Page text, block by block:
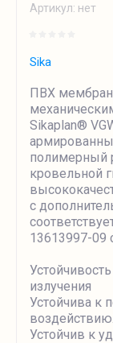
Артикул: нет
Sika
ПВХ
Sikaplan®
полимерный
кровельной
с
13613997-09
излучения
Устойчива к
воздействию.
Устойчив к